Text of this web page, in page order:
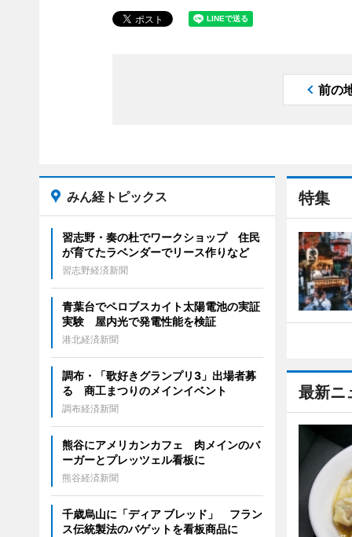
前の
特集
最新ニ
みん経トピックス
習志野・奏の杜でワークショップ 住民
が育てたラベンダーでリース作りなど
習志野経済新聞
青葉台でペロブスカイト太陽電池の実証
実験 屋内光で発電性能を検証
港北経済新聞
調布・「歌好きグランプリ3」出場者募
る 商工まつりのメインイベント
調布経済新聞
熊谷にアメリカンカフェ 肉メインのバ
ーガーとプレッツェル看板に
熊谷経済新聞
千歳烏山に「ディア ブレッド」 フラン
ス伝統製法のバゲットを看板商品に